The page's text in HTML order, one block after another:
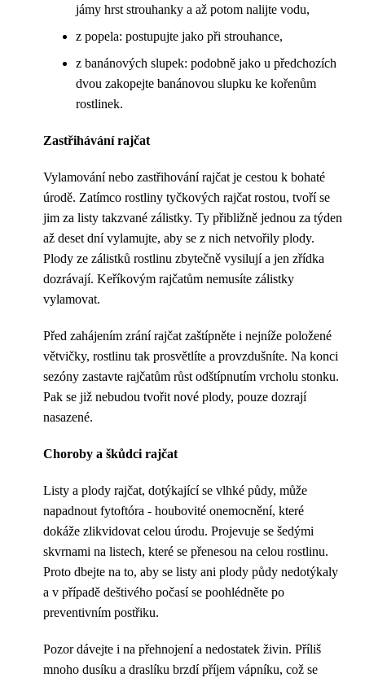
jámy hrst strouhanky a až potom nalijte vodu,
z popela: postupujte jako při strouhance,
z banánových slupek: podobně jako u předchozích
dvou zakopejte banánovou slupku ke kořenům
rostlinek.
Zastřihávání rajčat
Vylamování nebo zastřihování rajčat je cestou k bohaté
úrodě. Zatímco rostliny tyčkových rajčat rostou, tvoří se
jim za listy takzvané zálistky. Ty přibližně jednou za týden
až deset dní vylamujte, aby se z nich netvořily plody.
Plody ze zálistků rostlinu zbytečně vysilují a jen zřídka
dozrávají. Keříkovým rajčatům nemusíte zálistky
vylamovat.
Před zahájením zrání rajčat zaštípněte i nejníže položené
větvičky, rostlinu tak prosvětlíte a provzdušníte. Na konci
sezóny zastavte rajčatům růst odštípnutím vrcholu stonku.
Pak se již nebudou tvořit nové plody, pouze dozrají
nasazené.
Choroby a škůdci rajčat
Listy a plody rajčat, dotýkající se vlhké půdy, může
napadnout fytoftóra - houbovité onemocnění, které
dokáže zlikvidovat celou úrodu. Projevuje se šedými
skvrnami na listech, které se přenesou na celou rostlinu.
Proto dbejte na to, aby se listy ani plody půdy nedotýkaly
a v případě deštivého počasí se poohlédněte po
preventivním postřiku.
Pozor dávejte i na přehnojení a nedostatek živin. Příliš
mnoho dusíku a draslíku brzdí příjem vápníku, což se